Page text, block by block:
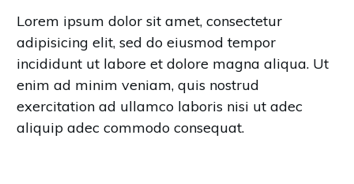
Lorem ipsum dolor sit amet, consectetur
adipisicing elit, sed do eiusmod tempor
incididunt ut labore et dolore magna aliqua. Ut
enim ad minim veniam, quis nostrud
exercitation ad ullamco laboris nisi ut adec
aliquip adec commodo consequat.